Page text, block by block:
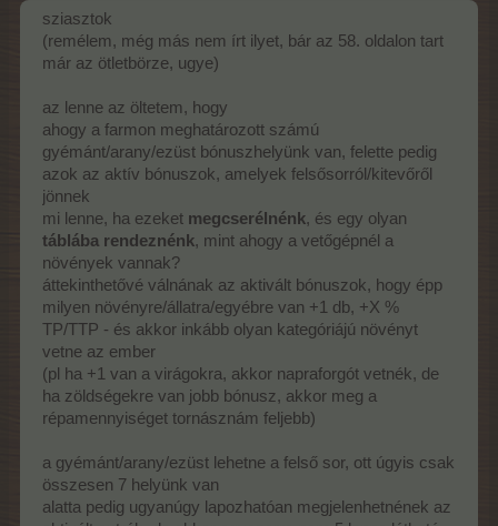
sziasztok
(remélem, még más nem írt ilyet, bár az 58. oldalon tart
már az ötletbörze, ugye)
az lenne az öltetem, hogy
ahogy a farmon meghatározott számú
gyémánt/arany/ezüst bónuszhelyünk van, felette pedig
azok az aktív bónuszok, amelyek felsősorról/kitevőről
jönnek
mi lenne, ha ezeket megcserélnénk, és egy olyan
táblába rendeznénk, mint ahogy a vetőgépnél a
növények vannak?
áttekinthetővé válnának az aktivált bónuszok, hogy épp
milyen növényre/állatra/egyébre van +1 db, +X %
TP/TTP - és akkor inkább olyan kategóriájú növényt
vetne az ember
(pl ha +1 van a virágokra, akkor napraforgót vetnék, de
ha zöldségekre van jobb bónusz, akkor meg a
répamennyiséget tornásznám feljebb)
a gyémánt/arany/ezüst lehetne a felső sor, ott úgyis csak
összesen 7 helyünk van
alatta pedig ugyanúgy lapozhatóan megjelenhetnének az